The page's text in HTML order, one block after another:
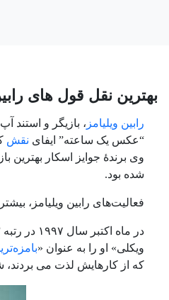
بهترین نقل قول های
رابین ویلیامز ، بازیگر و استند
“عکس یک ساعته” ایفای نقش
وی برندهٔ جوایز اسکار
شده بود.
فعالیت‌های رابین ویلیامز،
در ماه اکتبر سال ۱۹۹۷ در رتبه ۶۳ از فهرست «صد
ویکلی» او را به عنوان «
که از کارهایش لذت می